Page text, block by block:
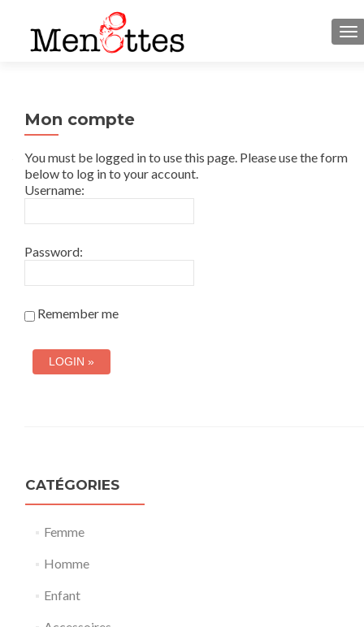
Mon compte
You must be logged in to use this page. Please use the form
below to log in to your account.
Username:
Password:
Remember me
CATÉGORIES
Femme
Homme
Enfant